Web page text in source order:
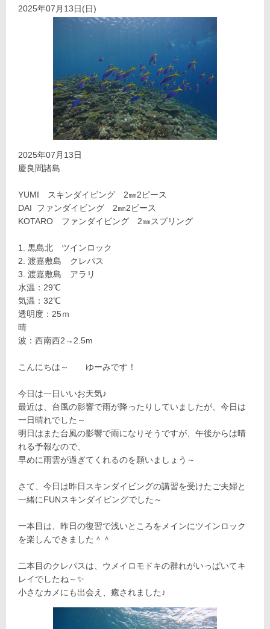
2025年07月13日(日)
2025年07月13日
慶良間諸島
YUMI スキンダイビング 2㎜2ピース
DAI ファンダイビング 2㎜2ピース
KOTARO ファンダイビング 2㎜スプリング
黒島北 ツインロック
渡嘉敷島 クレパス
渡嘉敷島 アラリ
水温：29℃
気温：32℃
透明度：25ｍ
晴
波：西南西2→2.5m
こんにちは～ ゆーみです！
今日は一日いいお天気♪
最近は、台風の影響で雨が降ったりしていましたが、今日は
一日晴れでした～
明日はまた台風の影響で雨になりそうですが、午後からは晴
れる予報なので、
早めに雨雲が過ぎてくれるのを願いましょう～
さて、今日は昨日スキンダイビングの講習を受けたご夫婦と
一緒にFUNスキンダイビングでした～
一本目は、昨日の復習で浅いところをメインにツインロック
を楽しんできました＾＾
二本目のクレパスは、ウメイロモドキの群れがいっぱいてキ
レイでしたね～✨
小さなカメにも出会え、癒されました♪